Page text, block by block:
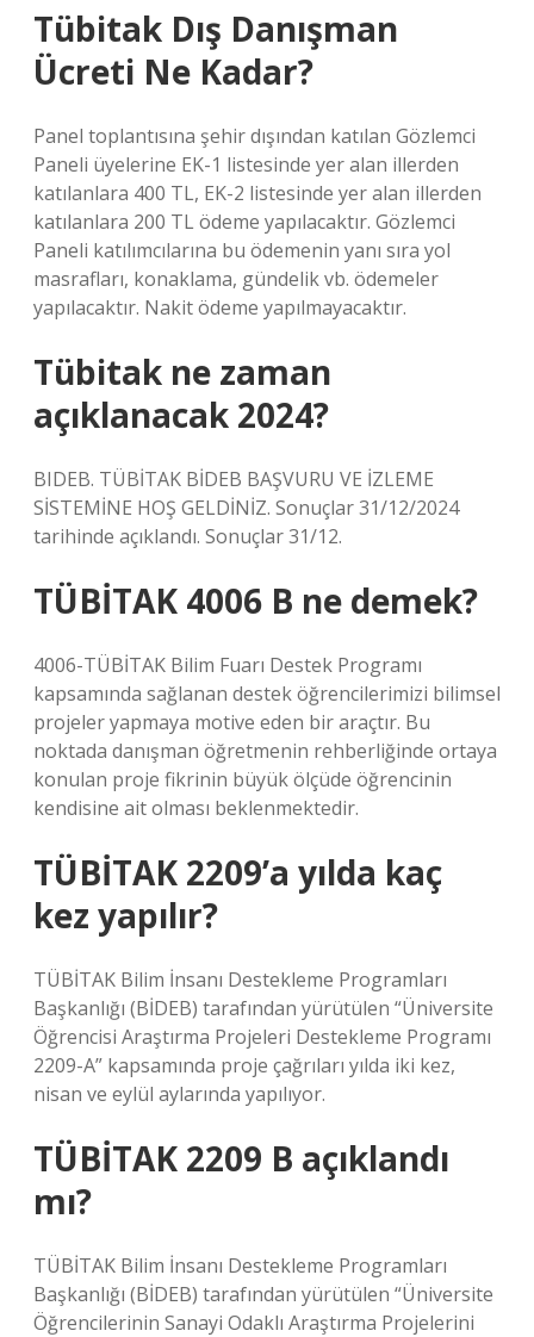
Tübitak Dış Danışman
Ücreti Ne Kadar?
Panel toplantısına şehir dışından katılan Gözlemci
Paneli üyelerine EK-1 listesinde yer alan illerden
katılanlara 400 TL, EK-2 listesinde yer alan illerden
katılanlara 200 TL ödeme yapılacaktır. Gözlemci
Paneli katılımcılarına bu ödemenin yanı sıra yol
masrafları, konaklama, gündelik vb. ödemeler
yapılacaktır. Nakit ödeme yapılmayacaktır.
Tübitak ne zaman
açıklanacak 2024?
BIDEB. TÜBİTAK BİDEB BAŞVURU VE İZLEME
SİSTEMİNE HOŞ GELDİNİZ. Sonuçlar 31/12/2024
tarihinde açıklandı. Sonuçlar 31/12.
TÜBİTAK 4006 B ne demek?
4006-TÜBİTAK Bilim Fuarı Destek Programı
kapsamında sağlanan destek öğrencilerimizi bilimsel
projeler yapmaya motive eden bir araçtır. Bu
noktada danışman öğretmenin rehberliğinde ortaya
konulan proje fikrinin büyük ölçüde öğrencinin
kendisine ait olması beklenmektedir.
TÜBİTAK 2209’a yılda kaç
kez yapılır?
TÜBİTAK Bilim İnsanı Destekleme Programları
Başkanlığı (BİDEB) tarafından yürütülen “Üniversite
Öğrencisi Araştırma Projeleri Destekleme Programı
2209-A” kapsamında proje çağrıları yılda iki kez,
nisan ve eylül aylarında yapılıyor.
TÜBİTAK 2209 B açıklandı
mı?
TÜBİTAK Bilim İnsanı Destekleme Programları
Başkanlığı (BİDEB) tarafından yürütülen “Üniversite
Öğrencilerinin Sanayi Odaklı Araştırma Projelerini